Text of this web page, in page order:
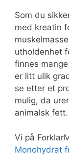
Som du
med kreatin
utholdenhet
finnes
er litt ulik
se etter et
mulig, da
animalsk fett.
Vi på
Monohydrat